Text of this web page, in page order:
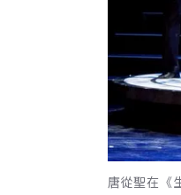
唐從聖在《